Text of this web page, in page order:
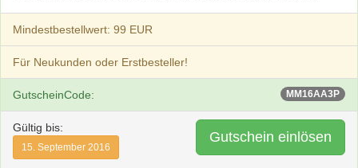
Mindestbestellwert: 99 EUR
Für Neukunden oder Erstbesteller!
GutscheinCode: MM16AA3P
Gültig bis:
15. September 2016
Gutschein einlösen